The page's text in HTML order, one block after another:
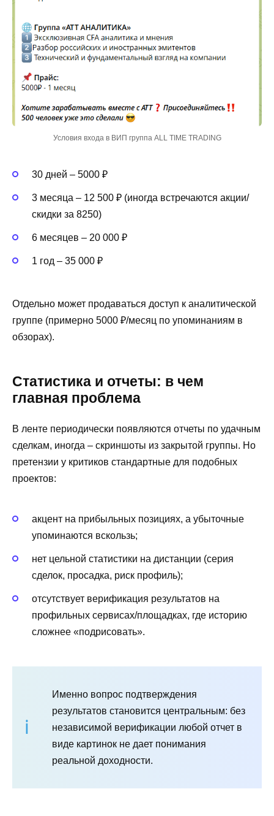
Условия входа в ВИП группа ALL TIME TRADING
30 дней – 5000 ₽
3 месяца – 12 500 ₽ (иногда встречаются акции/
скидки за 8250)
6 месяцев – 20 000 ₽
1 год – 35 000 ₽
Отдельно может продаваться доступ к аналитической
группе (примерно 5000 ₽/месяц по упоминаниям в
обзорах).
Статистика и отчеты: в чем
главная проблема
В ленте периодически появляются отчеты по удачным
сделкам, иногда – скриншоты из закрытой группы. Но
претензии у критиков стандартные для подобных
проектов:
акцент на прибыльных позициях, а убыточные
упоминаются вскользь;
нет цельной статистики на дистанции (серия
сделок, просадка, риск профиль);
отсутствует верификация результатов на
профильных сервисах/площадках, где историю
сложнее «подрисовать».
Именно вопрос подтверждения
результатов становится центральным: без
независимой верификации любой отчет в
виде картинок не дает понимания
реальной доходности.